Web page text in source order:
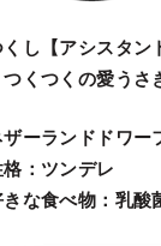
くし【アシスタン
つくつくの愛うさ
ザーランドドワー
格：ツンデレ
きな食べ物：乳酸